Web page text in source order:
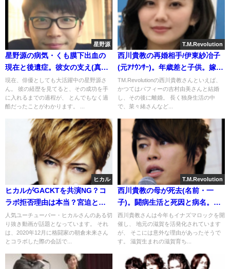
星野源
星野源の病気・くも膜下出血の
現在と後遺症。彼女の支え(真帆
や新垣結衣ではなくaiko)画像
2016年
現在、俳優としても大活躍中の星野源さ
ん。 彼の経歴を見てると、その成功を手
に入れるまでの過程が、 とんでもなく過
酷だったことがわかります。 ...
T.M.Revolution
西川貴教の再婚相手/伊東紗冶子
(元ｱﾅｳﾝｻｰ)。年歳差と子供。嫁の
実家の母
TM.Revolutionの西川貴教さんといえば、
かつてはパフィーの吉村由美さんと結婚
し、その後に離婚。 長く独身生活の中
で、菜々緒さんなど...
ヒカル
ヒカルがGACKTを共演NG？コ
ラボ拒否理由は本当？宮迫と不
仲の絶縁関係
人気ユーチューバー・ヒカルさんのある切
り抜き動画が話題となっています。 それ
は、2020年12月に格闘家の朝倉未来さん
とコラボした際の会話で...
T.M.Revolution
西川貴教の母が死去(名前・一
子)。闘病生活と死因と病名。兄
弟・姉妹とコメント
西川貴教さんは今年もイナズマロックを開
催し、 地元の滋賀を活発化されています
が、 そこには意外な理由があったそうで
す。 滋賀生まれの滋賀育ち...